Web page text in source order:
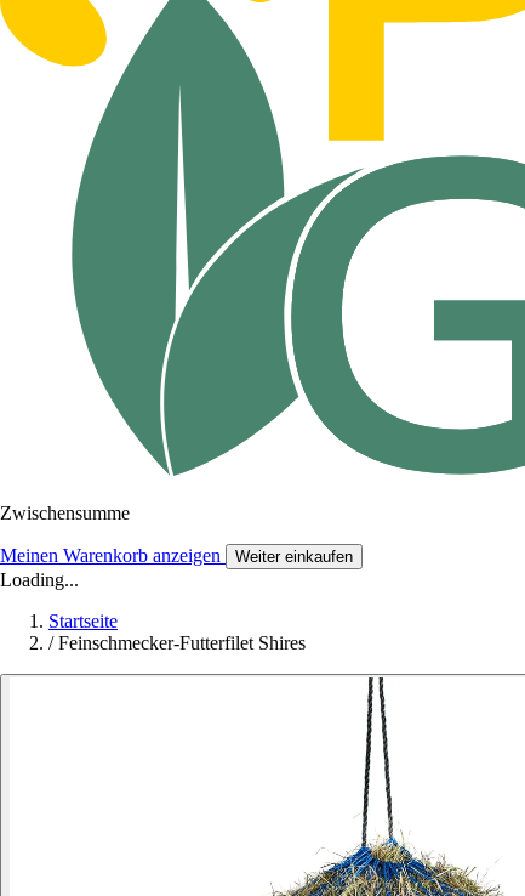
Zwischensumme
Meinen Warenkorb anzeigen Weiter einkaufen
Loading...
Startseite
/ Feinschmecker-Futterfilet Shires